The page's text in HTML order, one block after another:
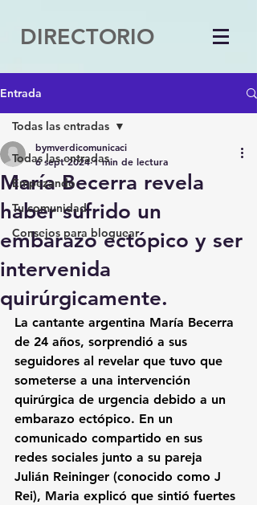
DIRECTORIO
Entrada
Todas las entradas
Empezando
Tu comunidad
Consejos para bloguear
Todas las entradas
María Becerra revela
haber sufrido un
embarazo ectópico y ser
intervenida
quirúrgicamente.
bymverdicomunicaci
6 sept 2024 1 min de lectura
La cantante argentina María Becerra
de 24 años, sorprendió a sus
seguidores al revelar que tuvo que
someterse a una intervención
quirúrgica de urgencia debido a un
embarazo ectópico. En un
comunicado compartido en sus
redes sociales junto a su pareja
Julián Reininger (conocido como J
Rei), Maria explicó que sintió fuertes